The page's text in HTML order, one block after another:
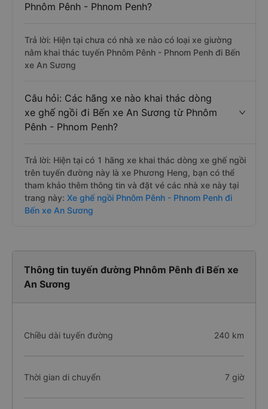
Phnôm Pênh - Phnom Penh?
Trả lời: Hiện tại chưa có nhà xe nào có loại xe giường
nằm khai thác tuyến Phnôm Pênh - Phnom Penh đi Bến
xe An Sương
Câu hỏi: Các hãng xe nào khai thác dòng
xe ghế ngồi đi Bến xe An Sương từ Phnôm
Pênh - Phnom Penh?
Trả lời: Hiện tại có 1 hãng xe khai thác dòng xe ghế ngồi
trên tuyến đường này là xe Phương Heng, bạn có thể
tham khảo thêm thông tin và đặt vé các nhà xe này tại
trang này: Xe ghế ngồi Phnôm Pênh - Phnom Penh đi
Bến xe An Sương
Thông tin tuyến đường Phnôm Pênh đi Bến xe
An Sương
Chiều dài tuyến đường 240 km
Thời gian di chuyển 7 giờ